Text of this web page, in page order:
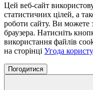
Цей веб-сайт
статистичних цілей, а
роботи сайту. Ви можете
браузера. Натисніть
використання файлів
на сторінці Угода
Погодитися